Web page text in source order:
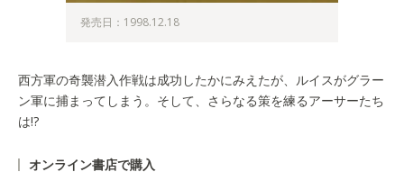
発売日：1998.12.18
西方軍の奇襲潜入作戦は成功したかにみえたが、ルイスがグラー
ン軍に捕まってしまう。そして、さらなる策を練るアーサーたち
は!?
オンライン書店で購入